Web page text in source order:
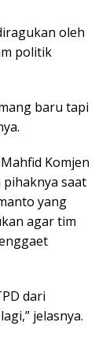
oleh
politik
baru tapi
Komjen
pihaknya saat
yang
agar tim
dari
jelasnya.